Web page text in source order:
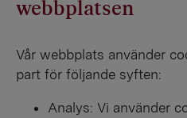
webbplatsen
Vår webbplats använder
part för följande syften:
Analys: Vi använder